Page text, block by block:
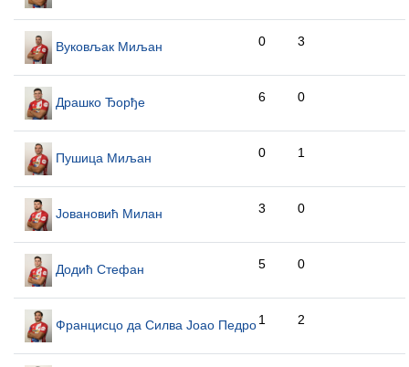
Вуковљак Миљан 0 3
Драшко Ђорђе 6 0
Пушица Миљан 0 1
Јовановић Милан 3 0
Додић Стефан 5 0
Францисцо да Силва Јоао Педро1 2